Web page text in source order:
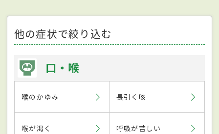
他の症状で絞り込む
口・喉
喉のかゆみ 長引く咳
喉が渇く 呼吸が苦しい